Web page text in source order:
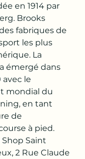
en 1914 par
Brooks
fabriques de
les plus
La
émergé dans
avec le
mondial du
en tant
de
à pied.
Saint
2 Rue Claude